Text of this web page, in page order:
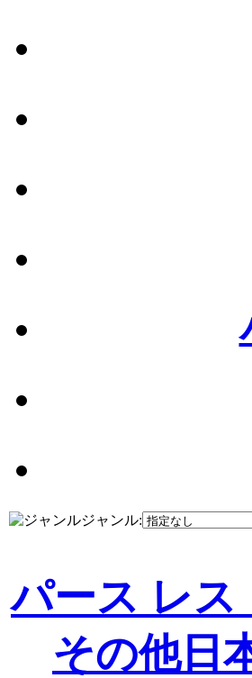
ジャンル:
パース レス
その他日